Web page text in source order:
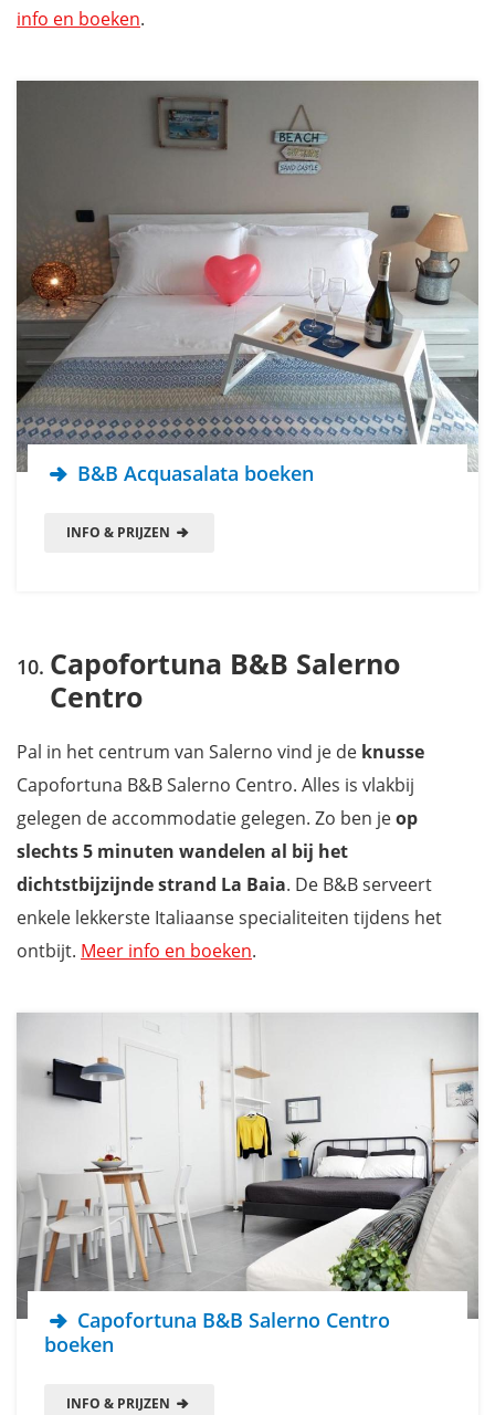
info en boeken.
B&B Acquasalata boeken
INFO & PRIJZEN
Capofortuna B&B Salerno
Centro
Pal in het centrum van Salerno vind je de knusse
Capofortuna B&B Salerno Centro. Alles is vlakbij
gelegen de accommodatie gelegen. Zo ben jeop
slechts 5 minuten wandelen al bij het
dichtstbijzijnde strand La Baia. De B&B serveert
enkele lekkerste Italiaanse specialiteiten tijdens het
ontbijt. Meer info en boeken.
Capofortuna B&B Salerno Centro
boeken
INFO & PRIJZEN